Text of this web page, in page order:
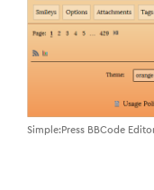
Simple:Press BBCode